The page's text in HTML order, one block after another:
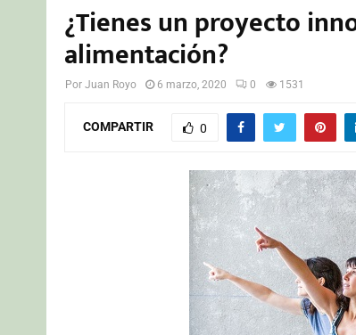
¿Tienes un proyecto
alimentación?
Por Juan Royo 6 marzo, 2020 0 1531
COMPARTIR 0